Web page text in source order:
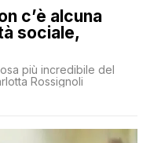
c’è alcuna
sociale,
più incredibile del
Rossignoli